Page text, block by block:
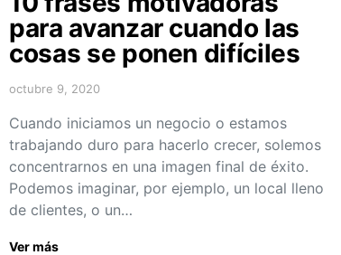
para avanzar cuando las
cosas se ponen difíciles
octubre 9, 2020
Cuando iniciamos un negocio o estamos
trabajando duro para hacerlo crecer, solemos
concentrarnos en una imagen final de éxito.
Podemos imaginar, por ejemplo, un local lleno
de clientes, o un…
Ver más